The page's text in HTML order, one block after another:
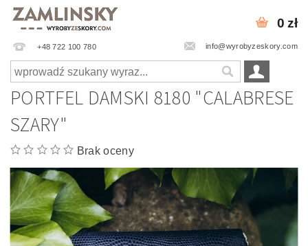
+48 722 100 780 info@wyrobyzeskory.com
0 zł
PORTFEL DAMSKI 8180 "CALABRESE
SZARY"
Brak oceny